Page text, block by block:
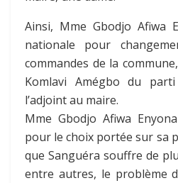
Ainsi, Mme Gbodjo Afiwa
nationale pour
commandes de la
Komlavi Amégbo du
l’adjoint au maire.
Mme Gbodjo Afiwa
pour le choix portée sur sa
que Sanguéra souffre de
entre autres, le problème